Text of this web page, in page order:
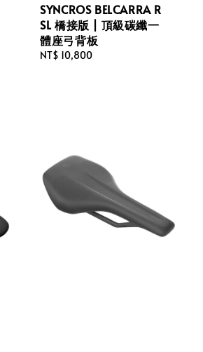
SYNCROS BELCARRA R
SL 橋接版 | 頂級碳纖一
體座弓背板
Regular
NT$ 10,800